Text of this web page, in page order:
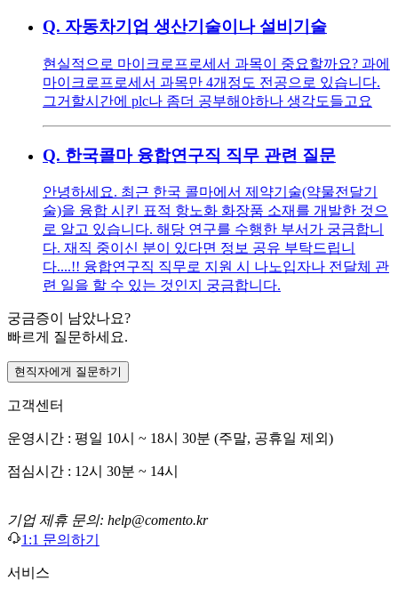
Q. 자동차기업 생산기술이나 설비기술
현실적으로 마이크로프로세서 과목이 중요할까요? 과에
마이크로프로세서 과목만 4개정도 전공으로 있습니다.
그거할시간에 plc나 좀더 공부해야하나 생각도들고요
Q. 한국콜마 융합연구직 직무 관련 질문
안녕하세요. 최근 한국 콜마에서 제약기술(약물전달기
술)을 융합 시킨 표적 항노화 화장품 소재를 개발한 것으
로 알고 있습니다. 해당 연구를 수행한 부서가 궁금합니
다. 재직 중이신 분이 있다면 정보 공유 부탁드립니
다....!! 융합연구직 직무로 지원 시 나노입자나 전달체 관
련 일을 할 수 있는 것인지 궁금합니다.
궁금증이 남았나요?
빠르게 질문하세요.
현직자에게 질문하기
고객센터
운영시간 : 평일 10시 ~ 18시 30분 (주말, 공휴일 제외)
점심시간 : 12시 30분 ~ 14시
기업 제휴 문의: help@comento.kr
1:1 문의하기
서비스